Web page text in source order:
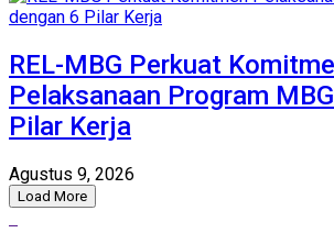
‎REL-MBG Perkuat
Pelaksanaan Program
Pilar Kerja
Agustus 9, 2026
Load More